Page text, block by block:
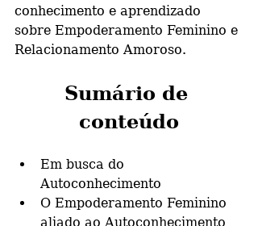
conhecimento e aprendizado
sobre Empoderamento Feminino e
Relacionamento Amoroso.
Sumário de
conteúdo
Em busca do
Autoconhecimento
O Empoderamento Feminino
aliado ao Autoconhecimento